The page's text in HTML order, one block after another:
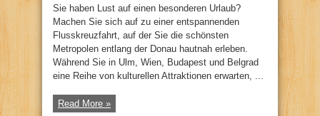
Sie haben Lust auf einen besonderen Urlaub?
Machen Sie sich auf zu einer entspannenden
Flusskreuzfahrt, auf der Sie die schönsten
Metropolen entlang der Donau hautnah erleben.
Während Sie in Ulm, Wien, Budapest und Belgrad
eine Reihe von kulturellen Attraktionen erwarten, ...
Read More »